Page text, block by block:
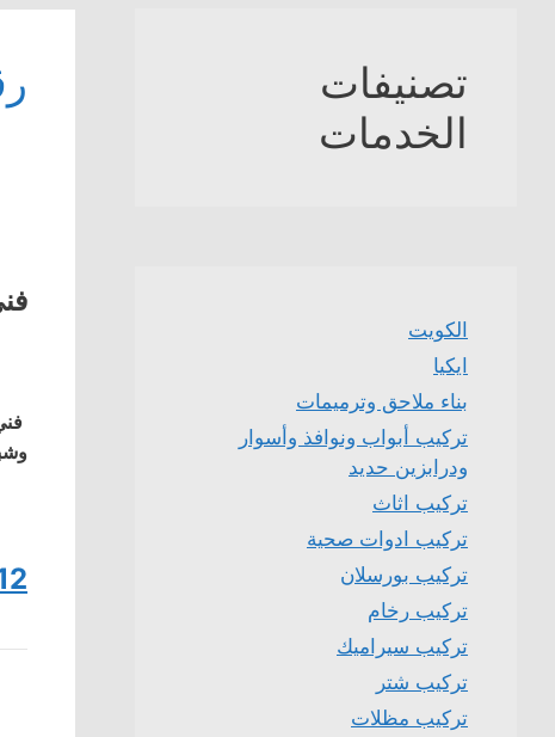
تصنيفات
الخدمات
الكويت
ايكيا
بناء ملاحق وترميمات
تركيب أبواب ونوافذ وأسوار
ودرابزين حديد
تركيب اثاث
تركيب ادوات صحية
تركيب بورسلان
تركيب رخام
تركيب سيراميك
تركيب شتر
تركيب مظلات